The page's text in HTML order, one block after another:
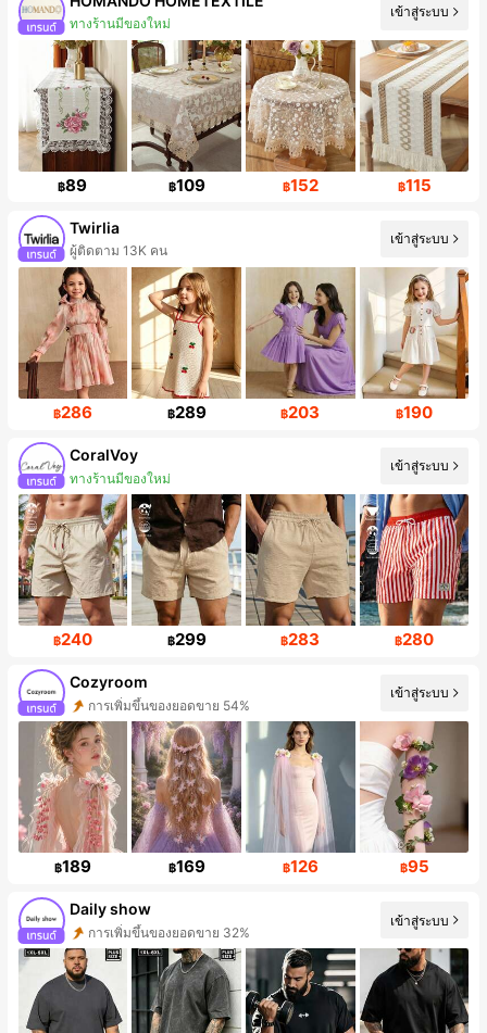
การเพิ่มขึ้นของผู้ติดตาม 753%
เข้าสู่ระบบ
฿89 ฿109 ฿152 ฿115
Twirlia
ผู้ติดตาม 13K คน
เข้าสู่ระบบ
฿286 ฿289 ฿203 ฿190
CoralVoy
การเพิ่มขึ้นของผู้ติดตาม 370%
เข้าสู่ระบบ
฿240 ฿299 ฿283 ฿280
Cozyroom
การเพิ่มขึ้นของผู้ติดตาม 944%
เข้าสู่ระบบ
฿189 ฿169 ฿126 ฿95
Daily show
การเพิ่มขึ้นของผู้ติดตาม 416%
เข้าสู่ระบบ